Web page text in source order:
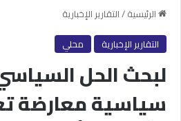
الرئيسية/التقارير الإخبارية
التقارير الإخبارية
محلي
لبحث الحل
سياسية معارضة